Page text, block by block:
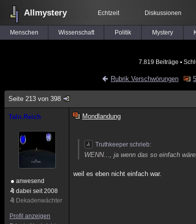
Allmystery Echtzeit Diskussionen
Menschen Wissenschaft Politik Mystery
7.819 Beiträge ▪
Rubrik Verschwörungen
Seite 213 von 398
Taln.Reich
anwesend
dabei seit 2008
Dekadenwächter
Profil anzeigen
Mondlandung
Truthkeeper schrieb:
WENN..., ja wenn das so einfach
weil es eben nicht einfach war.